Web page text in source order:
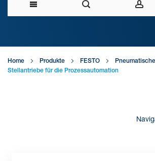
zum
Inhalt
Home Produkte FESTO
Stellantriebe für die Prozessautomation